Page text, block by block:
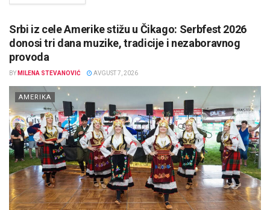
Srbi iz cele Amerike stižu u Čikago: Serbfest 2026
donosi tri dana muzike, tradicije i nezaboravnog
provoda
BY MILENA STEVANOVIĆ AVGUST 7, 2026
AMERIKA